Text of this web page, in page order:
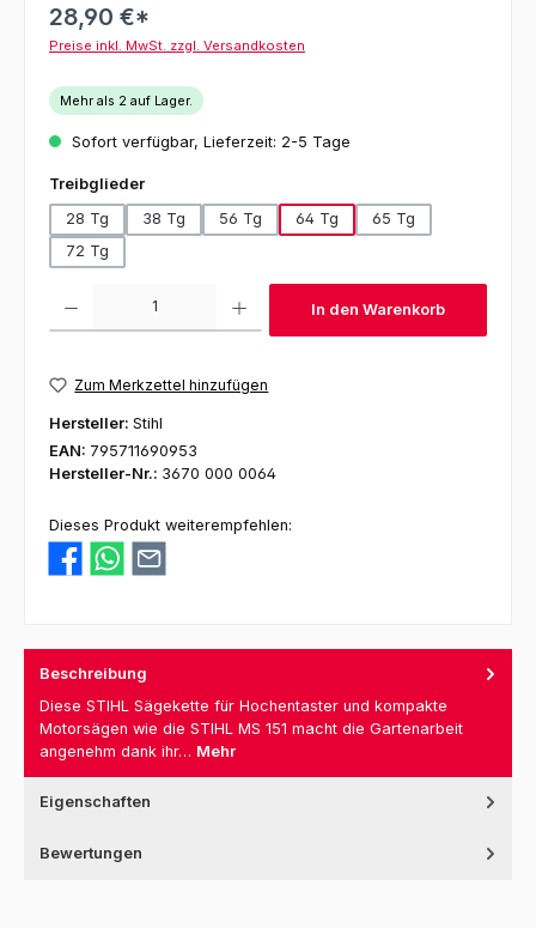
28,90 €*
Preise inkl. MwSt. zzgl. Versandkosten
Mehr als 2 auf Lager.
Sofort verfügbar, Lieferzeit: 2-5 Tage
Treibgliederauswählen
28 Tg
38 Tg 56 Tg 64 Tg
65 Tg
72 Tg
Produkt Anzahl: Gib den gewünschten Wert ein oder benutze die
In den Warenkorb
Zum Merkzettel hinzufügen
Hersteller: Stihl
EAN: 795711690953
Hersteller-Nr.: 3670 000 0064
Dieses Produkt weiterempfehlen:
Beschreibung
Diese STIHL Sägekette für Hochentaster und kompakte
Motorsägen wie die STIHL MS 151 macht die Gartenarbeit
angenehm dank ihr… Mehr
Eigenschaften
Bewertungen